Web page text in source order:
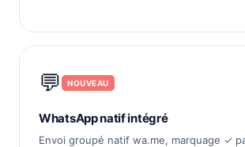
💬 NOUVEAU
WhatsApp natif intégré
Envoi groupé natif wa.me, marquage ✓